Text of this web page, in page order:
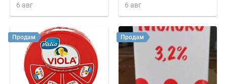
6 авг
6 авг
Продам Продам